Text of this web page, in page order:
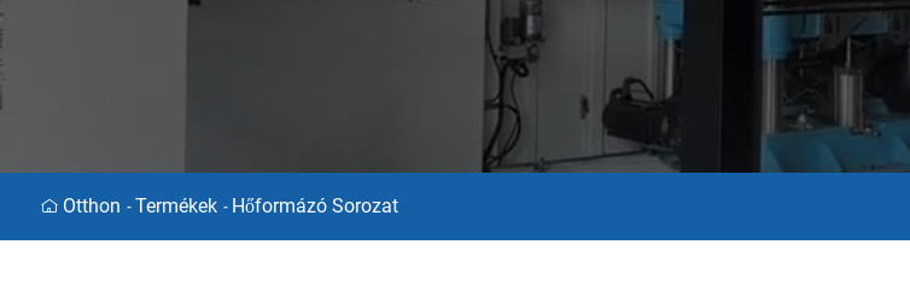
Otthon - Termékek - Hőformázó Sorozat